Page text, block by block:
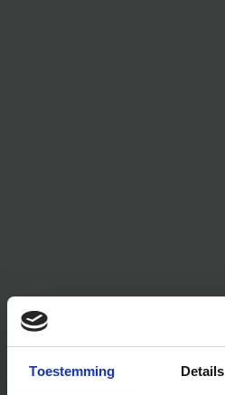
Toestemming Details